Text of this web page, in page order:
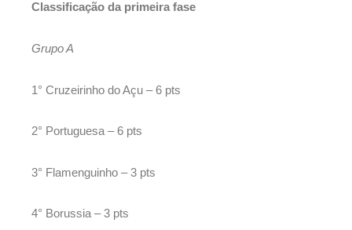
Classificação da primeira fase
Grupo A
1° Cruzeirinho do Açu – 6 pts
2° Portuguesa – 6 pts
3° Flamenguinho – 3 pts
4° Borussia – 3 pts